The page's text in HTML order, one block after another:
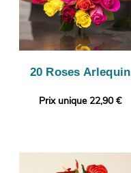
20 Roses Arlequin
Prix unique 22,90 €